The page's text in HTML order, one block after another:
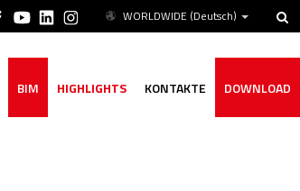
WORLDWIDE (Deutsch)
BIM HIGHLIGHTS KONTAKTE DOWNLOAD